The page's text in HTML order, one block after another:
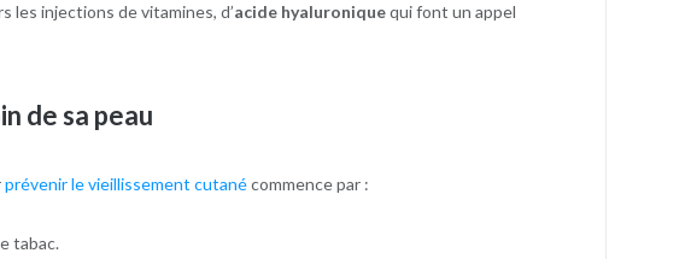
les injections de vitamines, d’acide hyaluroniquequi font un appel
de sa peau
prévenir le vieillissement cutanécommence par :
tabac.